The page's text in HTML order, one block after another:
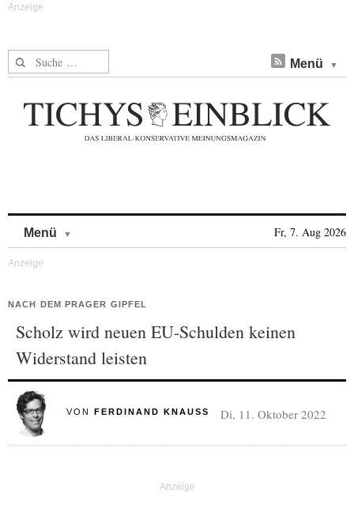
Suche nach: Menü
Menü Fr, 7. Aug 2026
NACH DEM PRAGER GIPFEL
Scholz wird neuen EU-Schulden keinen
Widerstand leisten
VON FERDINAND KNAUSS Di, 11. Oktober 2022